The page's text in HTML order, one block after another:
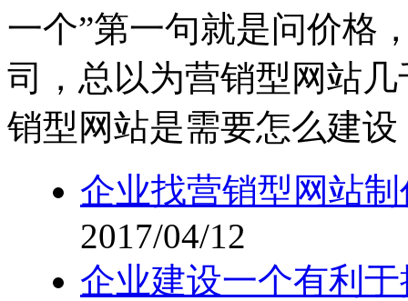
一个”第一句就是问价格
司，总以为营销型网站
销型网站是需要怎么建设
企业找营销型网站
2017/04/12
企业建设一个有利